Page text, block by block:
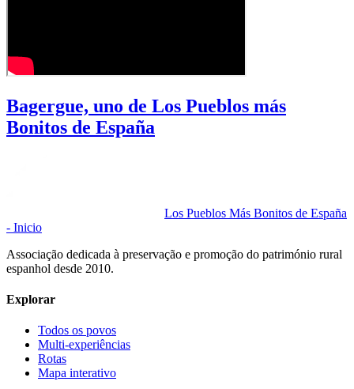
Bagergue, uno de Los Pueblos más
Bonitos de España
Los Pueblos Más Bonitos de España
- Inicio
Associação dedicada à preservação e promoção do património rural
espanhol desde 2010.
Explorar
Todos os povos
Multi-experiências
Rotas
Mapa interativo